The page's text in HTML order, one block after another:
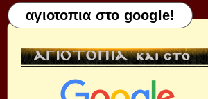
αγιοτοπια στο google!